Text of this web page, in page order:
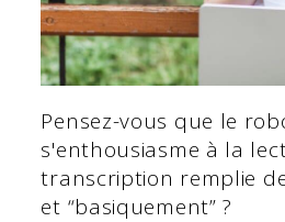
Pensez-vous que le
s'enthousiasme à la
transcription remplie de
et “basiquement” ?